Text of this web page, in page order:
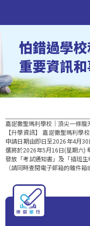
怕錯過學
重要資訊
嘉諾撒聖瑪利學校｜頂尖一條
【升學資訊】 嘉諾撒聖瑪利學
申請日期由即日至2026年4月
選將於2026年5月16日(星期六)
發放「考試通知書」及「插班
（請同時查閱電子郵箱的雜件箱